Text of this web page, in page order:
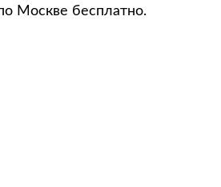
Москве бесплатно.